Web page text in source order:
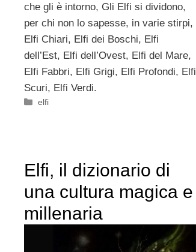
che gli è intorno, Gli Elfi si dividono,
per chi non lo sapesse, in varie stirpi,
Elfi Chiari, Elfi dei Boschi, Elfi
dell’Est, Elfi dell’Ovest, Elfi del Mare,
Elfi Fabbri, Elfi Grigi, Elfi Profondi, Elfi
Scuri, Elfi Verdi.
Categorie
elfi
Elfi, il dizionario di
una cultura magica e
millenaria